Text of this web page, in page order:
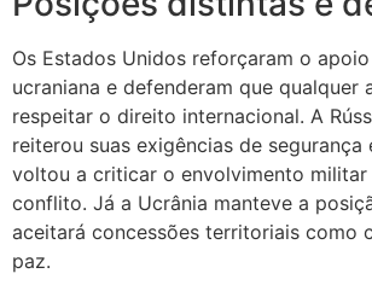
Os Estados Unidos reforçaram o
ucraniana e defenderam que qualquer
respeitar o direito internacional. A
reiterou suas exigências de segurança
voltou a criticar o envolvimento militar
conflito. Já a Ucrânia manteve a
aceitará concessões territoriais como
paz.